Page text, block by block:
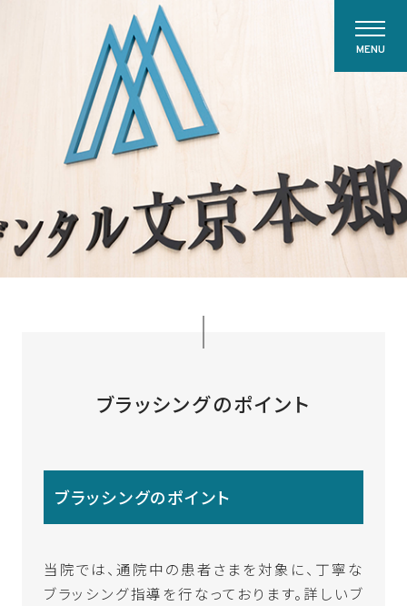
MENU
ブラッシングのポイント
ブラッシングのポイント
当院では、通院中の患者さまを対象に、丁寧な
ブラッシング指導を行なっております。 詳しいブ